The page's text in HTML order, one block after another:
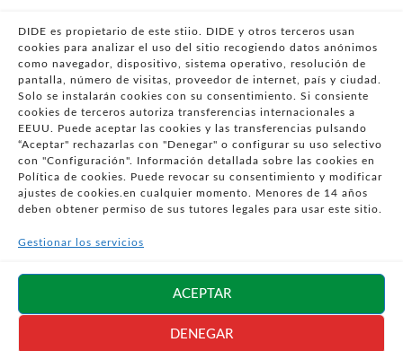
DIDE es propietario de este stiio. DIDE y otros terceros usan
cookies para analizar el uso del sitio recogiendo datos anónimos
como navegador, dispositivo, sistema operativo, resolución de
pantalla, número de visitas, proveedor de internet, país y ciudad.
Solo se instalarán cookies con su consentimiento. Si consiente
cookies de terceros autoriza transferencias internacionales a
EEUU. Puede aceptar las cookies y las transferencias pulsando
“Aceptar" rechazarlas con "Denegar" o configurar su uso selectivo
con "Configuración". Información detallada sobre las cookies en
Política de cookies. Puede revocar su consentimiento y modificar
ajustes de cookies.en cualquier momento. Menores de 14 años
deben obtener permiso de sus tutores legales para usar este sitio.
Gestionar los servicios
ACEPTAR
DENEGAR
VULNERABILIDADES
- CONDICIONES PARTICULARES DE COMPRA
- GUÍA DE COMPRA
- GUÍA DE PRIVACIDAD
- DESISTIMIENTO
- ATENCIÓN AL CLIENTE
- PRESENCIA EN MEDIOS
Síguenos en
redes sociales